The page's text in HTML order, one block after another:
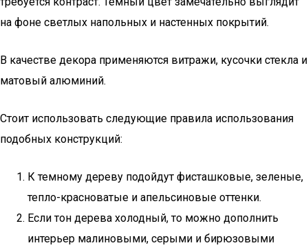
на фоне светлых напольных и настенных покрытий.
В качестве декора применяются витражи, кусочки стекла и
матовый алюминий.
Стоит использовать следующие правила использования
подобных конструкций:
К темному дереву подойдут фисташковые, зеленые,
тепло-красноватые и апельсиновые оттенки.
Если тон дерева холодный, то можно дополнить
интерьер малиновыми, серыми и бирюзовыми